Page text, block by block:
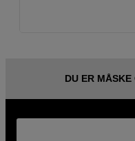
DU ER MÅSKE